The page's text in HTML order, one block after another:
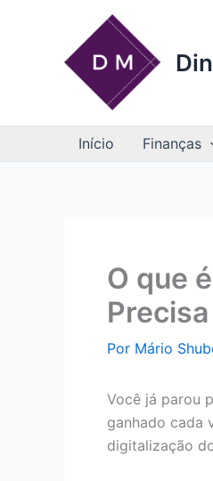
Início Finanças
O que
Por Mário
Você já parou
ganhado cada
digitalização